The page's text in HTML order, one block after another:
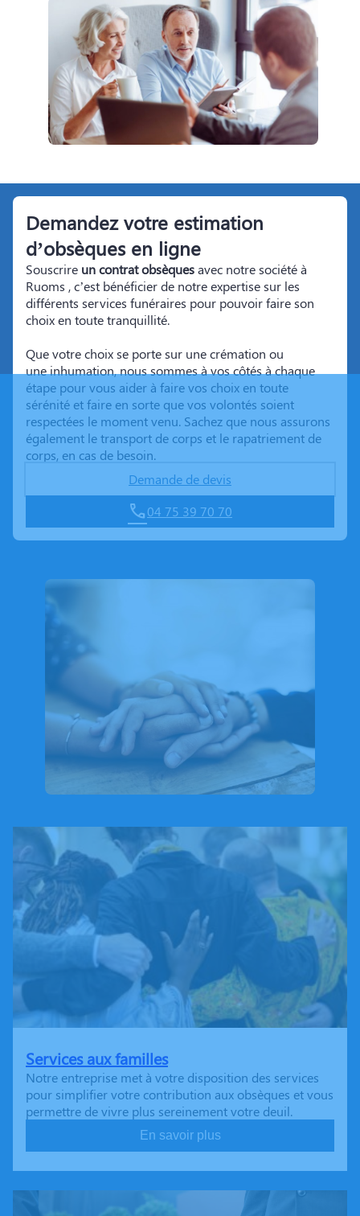
Demandez votre estimation
d’obsèques en ligne
Souscrire un contrat obsèquesavec notre société à
Ruoms , c’est bénéficier de notre expertise sur les
différents services funéraires pour pouvoir faire son
choix en toute tranquillité.
Que votre choix se porte sur une crémation ou
une inhumation, nous sommes à vos côtés à chaque
étape pour vous aider à faire vos choix en toute
sérénité et faire en sorte que vos volontés soient
respectées le moment venu. Sachez que nous assurons
également le transport de corps et le rapatriement de
corps, en cas de besoin.
Demande de devis
04 75 39 70 70
Services aux familles
Notre entreprise met à votre disposition des services
pour simplifier votre contribution aux obsèques et vous
permettre de vivre plus sereinement votre deuil.
En savoir plus